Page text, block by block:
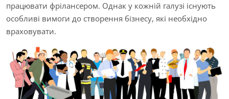
працювати фрілансером. Однак у кожній галузі існують
особливі вимоги до створення бізнесу, які необхідно
враховувати.